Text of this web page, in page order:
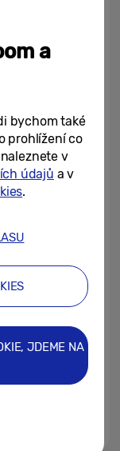
čeští studenti
pro lepší a
Citizenship
10 globálních
Solve...
z Jedličkova
s
a
bychom také
prohlížení co
v
údajů a v
.
JDEME NA